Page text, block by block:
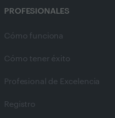
PROFESIONALES
Cómo funciona
Cómo tener éxito
Profesional de Excelencia
Registro